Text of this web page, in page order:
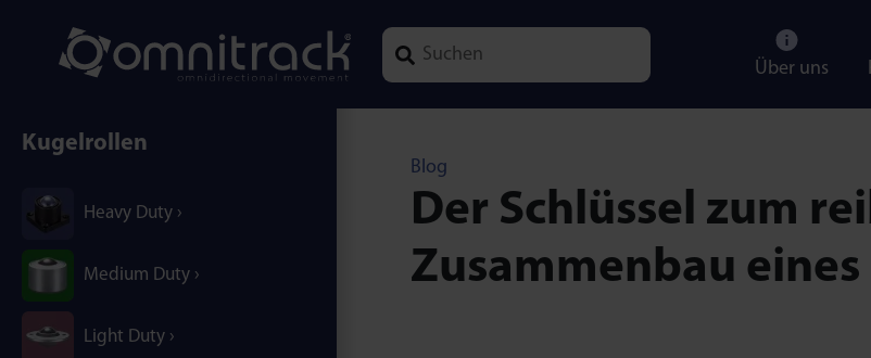
Über uns
Kugelrollen
Heavy Duty
Medium Duty
Light Duty
Blog
Der Schlüssel zum
Zusammenbau eines